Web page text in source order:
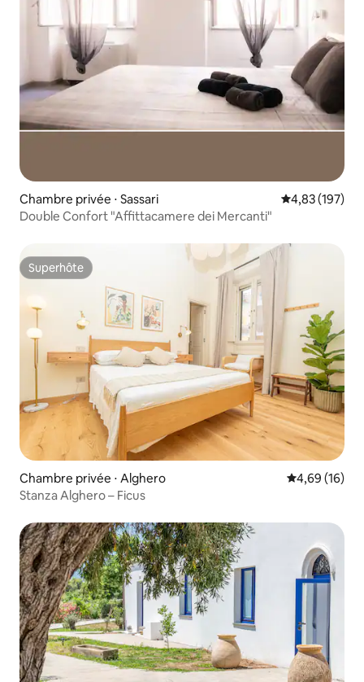
Chambre privée ⋅ Sassari Évaluation
4,83 (197)
Double Confort "Affittacamere dei Mercanti"
Superhôte
Superhôte
Chambre privée ⋅ Alghero Évaluation
4,69 (16)
Stanza Alghero – Ficus